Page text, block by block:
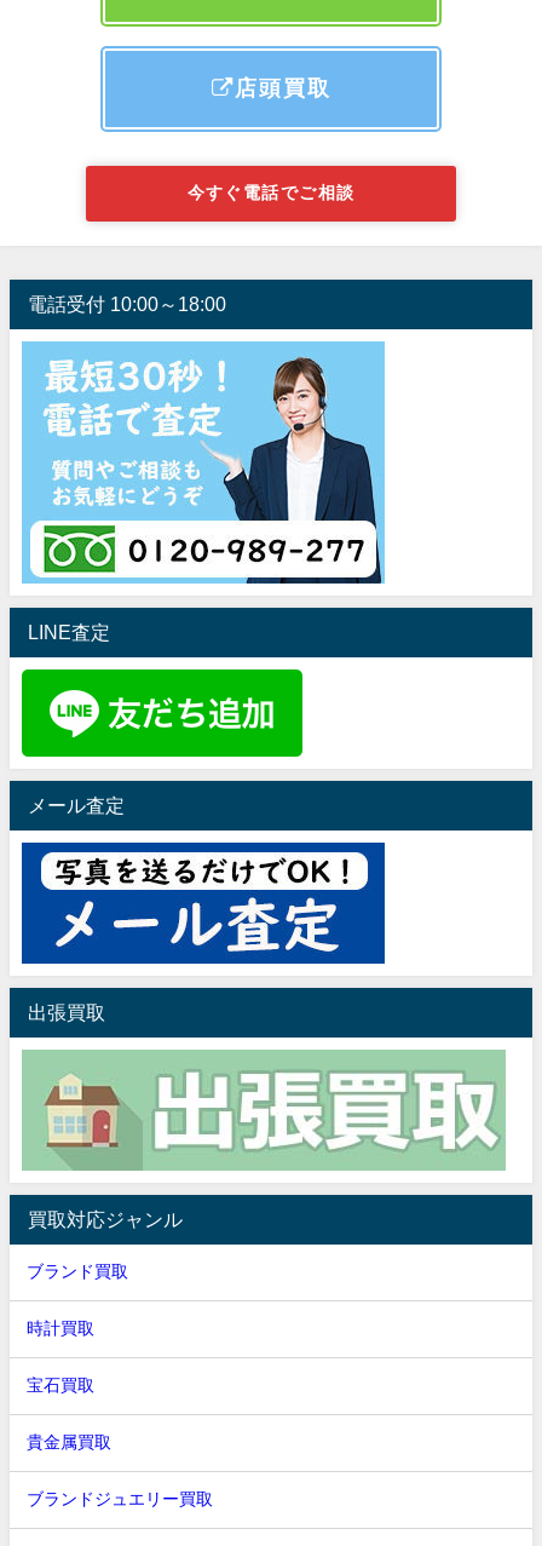
店頭買取
今すぐ電話でご相談
電話受付 10:00～18:00
LINE査定
メール査定
出張買取
買取対応ジャンル
ブランド買取
時計買取
宝石買取
貴金属買取
ブランドジュエリー買取